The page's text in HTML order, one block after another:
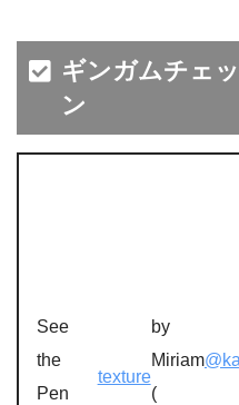
ギンガムチェ
ン
See
the
Pen
texture
by
Miriam
(